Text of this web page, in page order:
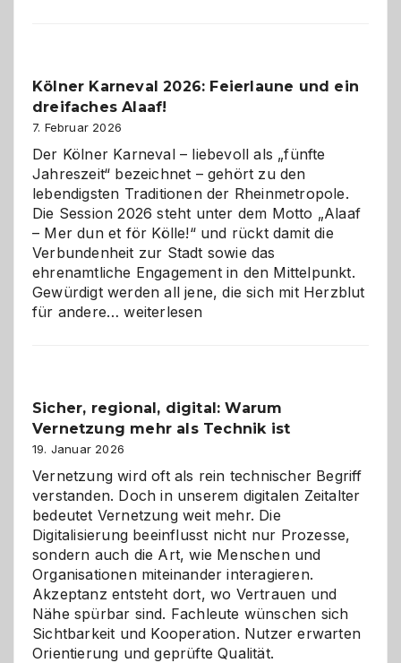
geworden
Kölner Karneval 2026: Feierlaune und ein
dreifaches Alaaf!
7. Februar 2026
Der Kölner Karneval – liebevoll als „fünfte
Jahreszeit“ bezeichnet – gehört zu den
lebendigsten Traditionen der Rheinmetropole.
Die Session 2026 steht unter dem Motto „Alaaf
– Mer dun et för Kölle!“ und rückt damit die
Verbundenheit zur Stadt sowie das
ehrenamtliche Engagement in den Mittelpunkt.
Gewürdigt werden all jene, die sich mit Herzblut
für andere…Kölner
ein
dreifaches
Alaaf!
weiterlesen
Sicher, regional, digital: Warum
Vernetzung mehr als Technik ist
19. Januar 2026
Vernetzung wird oft als rein technischer Begriff
verstanden. Doch in unserem digitalen Zeitalter
bedeutet Vernetzung weit mehr. Die
Digitalisierung beeinflusst nicht nur Prozesse,
sondern auch die Art, wie Menschen und
Organisationen miteinander interagieren.
Akzeptanz entsteht dort, wo Vertrauen und
Nähe spürbar sind. Fachleute wünschen sich
Sichtbarkeit und Kooperation. Nutzer erwarten
Orientierung und geprüfte Qualität.